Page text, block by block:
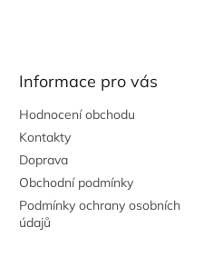
Informace pro vás
Hodnocení obchodu
Kontakty
Doprava
Obchodní podmínky
Podmínky ochrany osobních
údajů